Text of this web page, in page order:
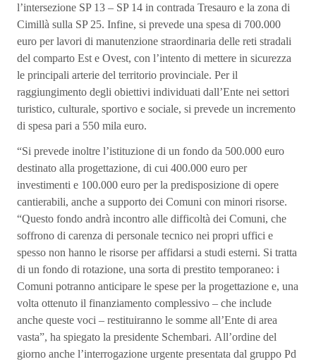
l’intersezione SP 13 – SP 14 in contrada Tresauro e la zona di
Cimillà sulla SP 25. Infine, si prevede una spesa di 700.000
euro per lavori di manutenzione straordinaria delle reti stradali
del comparto Est e Ovest, con l’intento di mettere in sicurezza
le principali arterie del territorio provinciale. Per il
raggiungimento degli obiettivi individuati dall’Ente nei settori
turistico, culturale, sportivo e sociale, si prevede un incremento
di spesa pari a 550 mila euro.
“Si prevede inoltre l’istituzione di un fondo da 500.000 euro
destinato alla progettazione, di cui 400.000 euro per
investimenti e 100.000 euro per la predisposizione di opere
cantierabili, anche a supporto dei Comuni con minori risorse.
“Questo fondo andrà incontro alle difficoltà dei Comuni, che
soffrono di carenza di personale tecnico nei propri uffici e
spesso non hanno le risorse per affidarsi a studi esterni. Si tratta
di un fondo di rotazione, una sorta di prestito temporaneo: i
Comuni potranno anticipare le spese per la progettazione e, una
volta ottenuto il finanziamento complessivo – che include
anche queste voci – restituiranno le somme all’Ente di area
vasta”, ha spiegato la presidente Schembari. All’ordine del
giorno anche l’interrogazione urgente presentata dal gruppo Pd